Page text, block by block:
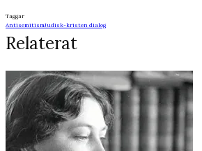
Taggar
AntisemitismJudisk-kristen dialog
Relaterat